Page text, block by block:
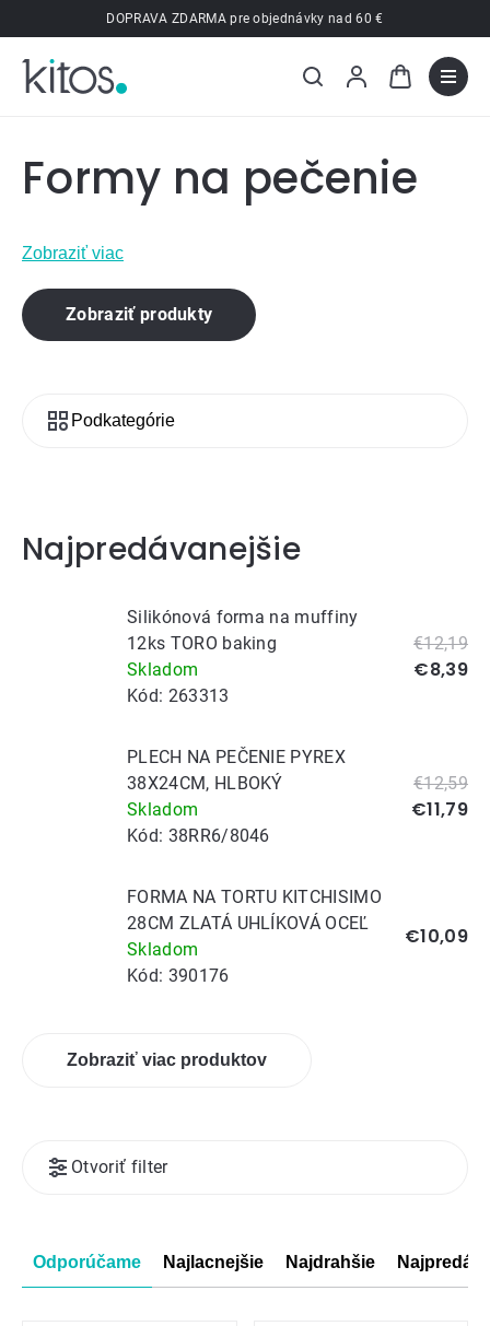
na
obsah
DOPRAVA ZDARMA pre objednávky nad 60 €
Formy na pečenie
Zobraziť viac
Zobraziť produkty
Podkategórie
Najpredávanejšie
Silikónová forma na muffiny
12ks TORO baking
Skladom
Kód: 263313
€12,19
€8,39
PLECH NA PEČENIE PYREX
38X24CM, HLBOKÝ
Skladom
Kód: 38RR6/8046
€12,59
€11,79
FORMA NA TORTU KITCHISIMO
28CM ZLATÁ UHLÍKOVÁ OCEĽ
Skladom
Kód: 390176
€10,09
Zobraziť viac produktov
Radenie
produktov
Odporúčame Najlacnejšie Najdrahšie
Otvoriť filter
Výpis